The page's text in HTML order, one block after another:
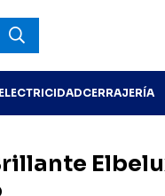
ELECTRICIDADCERRAJERÍA